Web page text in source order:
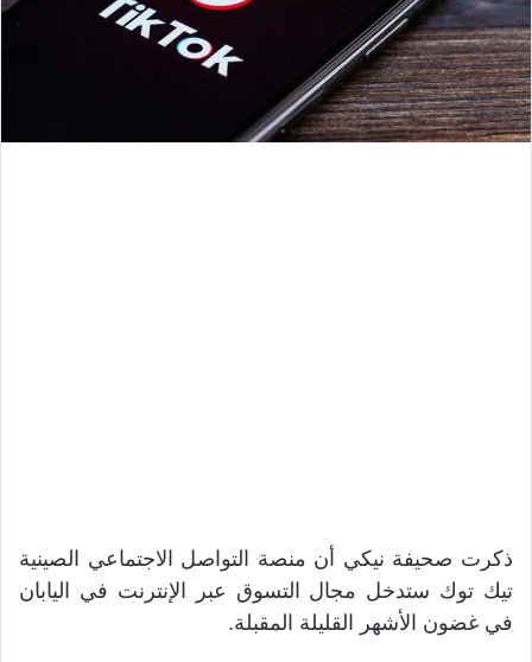
ذكرت صحيفة نيكي أن منصة التواصل الاجتماعي الصينية
تيك توك ستدخل مجال التسوق عبر الإنترنت في اليابان
في غضون الأشهر القليلة المقبلة.